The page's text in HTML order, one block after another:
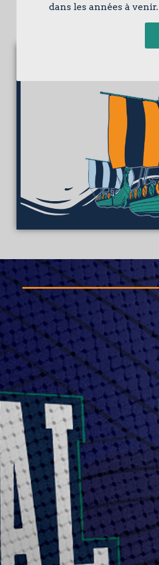
dans les années à venir.